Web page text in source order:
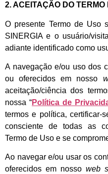
2. ACEITAÇÃO DO TERMO
O presente Termo de Uso
SINERGIA e o usuário/
adiante identificado como
A navegação e/ou uso dos
ou oferecidos em nosso
aceitação/ciência dos
nossa “Política de
termos e política, certificar-
consciente de todas as
Termo de Uso e se
Ao navegar e/ou usar os
oferecidos em nosso web